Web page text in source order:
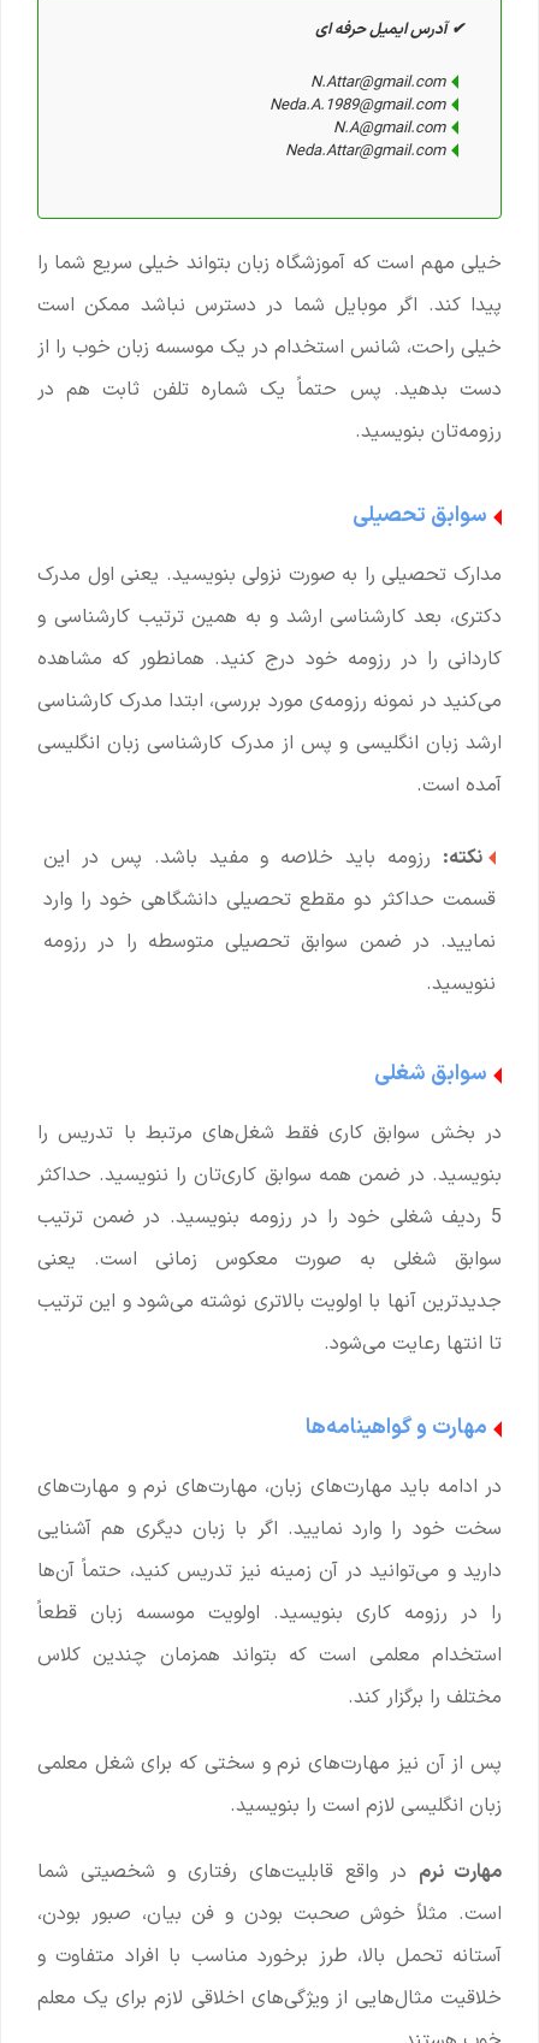
✔ آدرس ایمیل حرفه ای
N.Attar@gmail.com
Neda.A.1989@gmail.com
N.A@gmail.com
Neda.Attar@gmail.com
خیلی مهم است که آموزشگاه زبان بتواند خیلی سریع شما را
پیدا کند. اگر موبایل شما در دسترس نباشد ممکن است
خیلی راحت، شانس استخدام در یک موسسه زبان خوب را از
دست بدهید. پس حتماً یک شماره تلفن ثابت هم در
رزومه‌تان بنویسید.
سوابق تحصیلی
مدارک تحصیلی را به صورت نزولی بنویسید. یعنی اول مدرک
دکتری، بعد کارشناسی ارشد و به همین ترتیب کارشناسی و
کاردانی را در رزومه خود درج کنید. همانطور که مشاهده
می‌کنید در نمونه رزومه‌ی مورد بررسی، ابتدا مدرک کارشناسی
ارشد زبان انگلیسی و پس از مدرک کارشناسی زبان انگلیسی
آمده است.
نکته: رزومه باید خلاصه و مفید باشد. پس در این
قسمت حداکثر دو مقطع تحصیلی دانشگاهی خود را وارد
نمایید. در ضمن سوابق تحصیلی متوسطه را در رزومه
ننویسید.
سوابق شغلی
در بخش سوابق کاری فقط شغل‌های مرتبط با تدریس را
بنویسید. در ضمن همه سوابق کاری‌تان را ننویسید. حداکثر
5 ردیف شغلی خود را در رزومه بنویسید. در ضمن ترتیب
سوابق شغلی به صورت معکوس زمانی است. یعنی
جدیدترین آنها با اولویت بالاتری نوشته می‌شود و این ترتیب
تا انتها رعایت می‌شود.
مهارت و گواهینامه‌ها
در ادامه باید مهارت‌های زبان، مهارت‌های نرم و مهارت‌های
سخت خود را وارد نمایید. اگر با زبان دیگری هم آشنایی
دارید و می‌توانید در آن زمینه نیز تدریس کنید، حتماً آن‌ها
را در رزومه کاری بنویسید. اولویت موسسه زبان قطعاً
استخدام معلمی است که بتواند همزمان چندین کلاس
مختلف را برگزار کند.
پس از آن نیز مهارت‌های نرم و سختی که برای شغل معلمی
زبان انگلیسی لازم است را بنویسید.
مهارت نرم در واقع قابلیت‌های رفتاری و شخصیتی شما
است. مثلاً خوش صحبت بودن و فن بیان، صبور بودن،
آستانه تحمل بالا، طرز برخورد مناسب با افراد متفاوت و
خلاقیت مثال‌هایی از ویژگی‌های اخلاقی لازم برای یک معلم